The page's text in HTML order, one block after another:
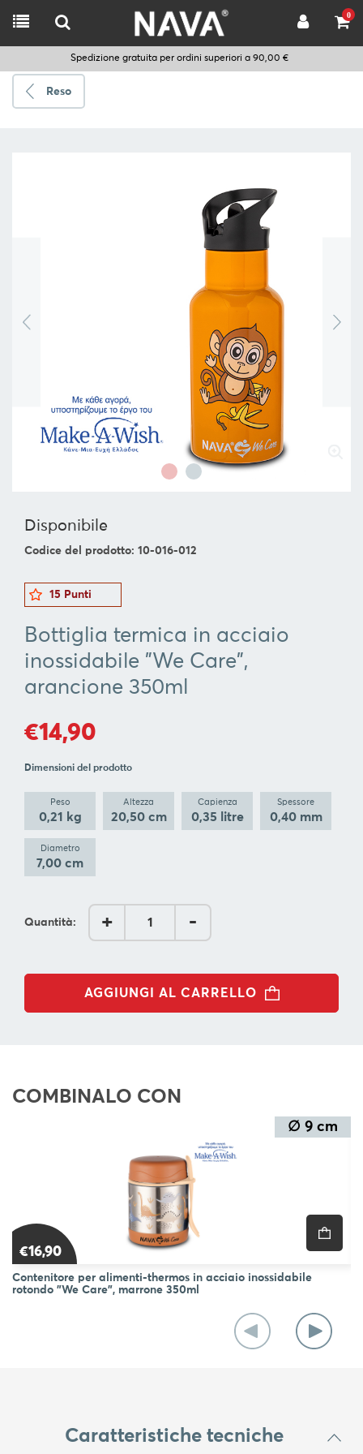
Spedire
UTENSILI
ORGANIZZAZIONE
DELLA
CUCINA
CONTAINERS
BARBECUE
CHILDREN
COLLEZIONI
OFFERTE
BLOG
AZIENDA
CONTATTACI
0
Spedizione gratuita per ordini superiori a 90,00 €
Reso
Disponibile
Codice del prodotto: 10-016-012
15 Punti
Bottiglia termica in acciaio
inossidabile "We Care",
arancione 350ml
€14,90
Dimensioni del prodotto
Peso
0,21 kg
Altezza
20,50 cm
Capienza
0,35 litre
Spessore
0,40 mm
Diametro
7,00 cm
Quantità: + -
AGGIUNGI AL CARRELLO
COMBINALO CON
∅ 9 cm
€16,90
Contenitore per alimenti-thermos in acciaio inossidabile
rotondo "We Care", marrone 350ml
Caratteristiche tecniche